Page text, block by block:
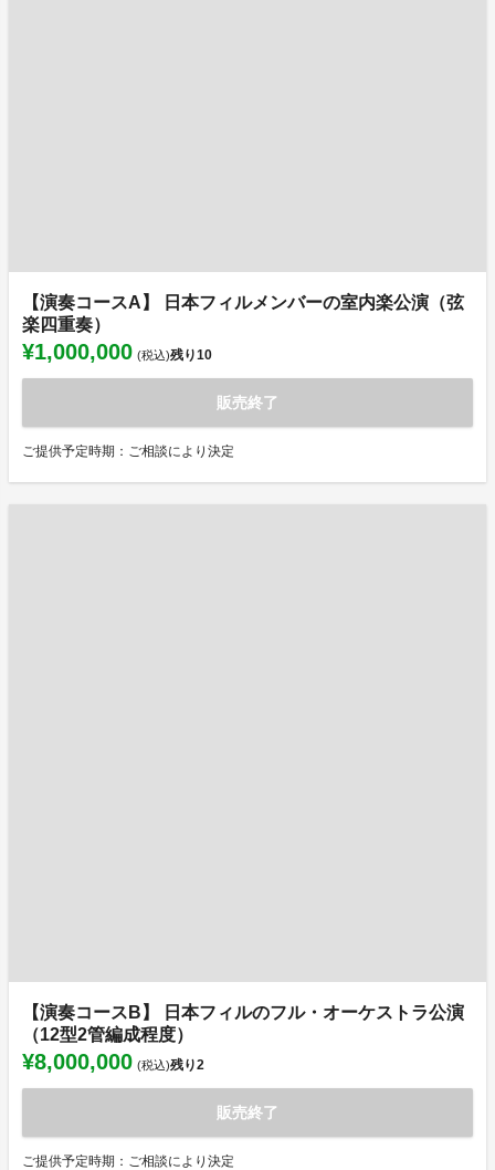
【演奏コースA】 日本フィルメンバーの室内楽公演（弦
楽四重奏）
¥1,000,000 (税込)残り10
販売終了
ご提供予定時期：ご相談により決定
【演奏コースB】 日本フィルのフル・オーケストラ公演
（12型2管編成程度）
¥8,000,000 (税込)残り2
販売終了
ご提供予定時期：ご相談により決定